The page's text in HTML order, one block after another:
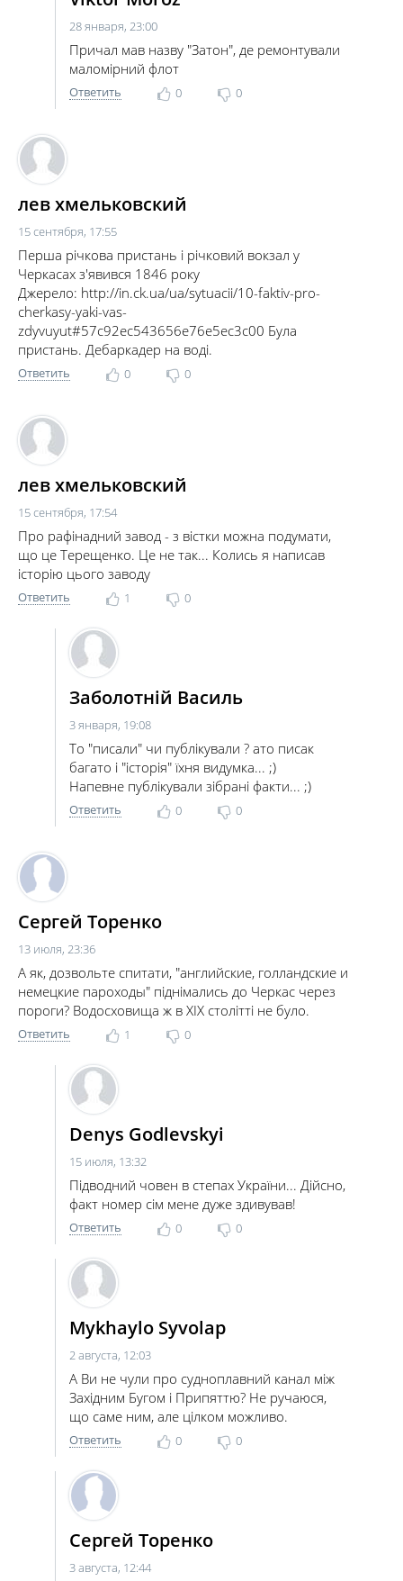
28 января, 23:00
Причал мав назву "Затон", де ремонтували
маломірний флот
Ответить 0 0
лев хмельковский
15 сентября, 17:55
Перша річкова пристань і річковий вокзал у
Черкасах з'явився 1846 року
Джерело: http://in.ck.ua/ua/sytuacii/10-faktiv-pro-
cherkasy-yaki-vas-
zdyvuyut#57c92ec543656e76e5ec3c00 Була
пристань. Дебаркадер на воді.
Ответить 0 0
лев хмельковский
15 сентября, 17:54
Про рафінадний завод - з вістки можна подумати,
що це Терещенко. Це не так... Колись я написав
історію цього заводу
Ответить 1 0
Заболотній Василь
3 января, 19:08
То "писали" чи публікували ? ато писак
багато і "історія" їхня видумка... ;)
Напевне публікували зібрані факти... ;)
Ответить 0 0
Сергей Торенко
13 июля, 23:36
А як, дозвольте спитати, "английские, голландские и
немецкие пароходы" піднімались до Черкас через
пороги? Водосховища ж в XIX столітті не було.
Ответить 1 0
Denys Godlevskyi
15 июля, 13:32
Підводний човен в степах України... Дійсно,
факт номер сім мене дуже здивував!
Ответить 0 0
Mykhaylo Syvolap
2 августа, 12:03
А Ви не чули про судноплавний канал між
Західним Бугом і Припяттю? Не ручаюся,
що саме ним, але цілком можливо.
Ответить 0 0
Сергей Торенко
3 августа, 12:44